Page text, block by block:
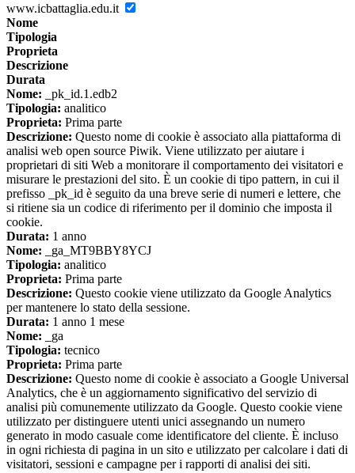
www.icbattaglia.edu.it
Nome
Tipologia
Proprieta
Descrizione
Durata
Nome: _pk_id.1.edb2
Tipologia: analitico
Proprieta: Prima parte
Descrizione: Questo nome di cookie è associato alla piattaforma di
analisi web open source Piwik. Viene utilizzato per aiutare i
proprietari di siti Web a monitorare il comportamento dei visitatori e
misurare le prestazioni del sito. È un cookie di tipo pattern, in cui il
prefisso _pk_id è seguito da una breve serie di numeri e lettere, che
si ritiene sia un codice di riferimento per il dominio che imposta il
cookie.
Durata: 1 anno
Nome: _ga_MT9BBY8YCJ
Tipologia: analitico
Proprieta: Prima parte
Descrizione: Questo cookie viene utilizzato da Google Analytics
per mantenere lo stato della sessione.
Durata: 1 anno 1 mese
Nome: _ga
Tipologia: tecnico
Proprieta: Prima parte
Descrizione: Questo nome di cookie è associato a Google Universal
Analytics, che è un aggiornamento significativo del servizio di
analisi più comunemente utilizzato da Google. Questo cookie viene
utilizzato per distinguere utenti unici assegnando un numero
generato in modo casuale come identificatore del cliente. È incluso
in ogni richiesta di pagina in un sito e utilizzato per calcolare i dati di
visitatori, sessioni e campagne per i rapporti di analisi dei siti.